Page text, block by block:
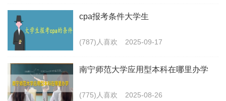
cpa报考条件大学生
(787)人喜欢 2025-09-17
南宁师范大学应用型本科在哪里办学
(775)人喜欢 2025-08-26